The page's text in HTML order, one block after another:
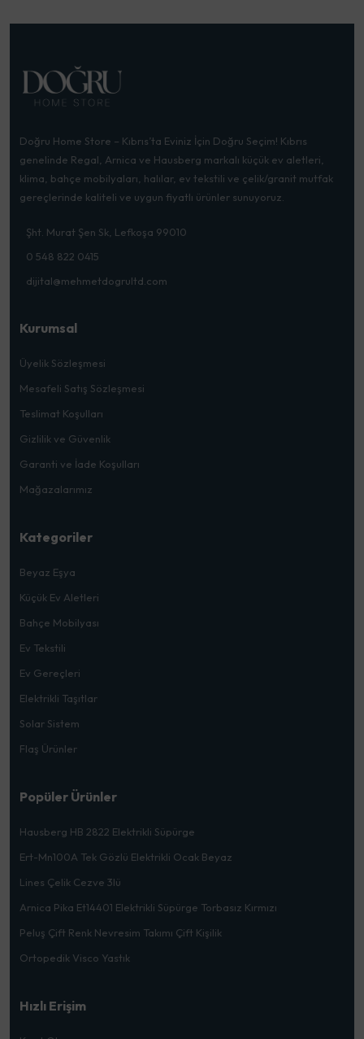
Doğru Home Store – Kıbrıs’ta Eviniz İçin Doğru Seçim! Kıbrıs
genelinde Regal, Arnica ve Hausberg markalı küçük ev aletleri,
klima, bahçe mobilyaları, halılar, ev tekstili ve çelik/granit mutfak
gereçlerinde kaliteli ve uygun fiyatlı ürünler sunuyoruz.
Şht. Murat Şen Sk, Lefkoşa 99010
0 548 822 0415
dijital@mehmetdogrultd.com
Kurumsal
Üyelik Sözleşmesi
Mesafeli Satış Sözleşmesi
Teslimat Koşulları
Gizlilik ve Güvenlik
Garanti ve İade Koşulları
Mağazalarımız
Kategoriler
Beyaz Eşya
Küçük Ev Aletleri
Bahçe Mobilyası
Ev Tekstili
Ev Gereçleri
Elektrikli Taşıtlar
Solar Sistem
Flaş Ürünler
Popüler Ürünler
Hausberg HB 2822 Elektrikli Süpürge
Ert-Mn100A Tek Gözlü Elektrikli Ocak Beyaz
Lines Çelik Cezve 3lü
Arnica Pika Et14401 Elektrikli Süpürge Torbasız Kırmızı
Peluş Çift Renk Nevresim Takımı Çift Kişilik
Ortopedik Visco Yastık
Hızlı Erişim